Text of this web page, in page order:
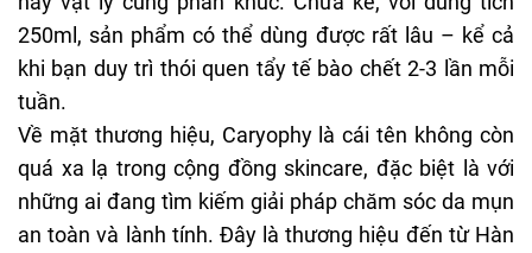
250ml, sản phẩm có thể dùng được rất lâu – kể cả
khi bạn duy trì thói quen tẩy tế bào chết 2-3 lần mỗi
tuần.
Về mặt thương hiệu, Caryophy là cái tên không còn
quá xa lạ trong cộng đồng skincare, đặc biệt là với
những ai đang tìm kiếm giải pháp chăm sóc da mụn
an toàn và lành tính. Đây là thương hiệu đến từ Hàn